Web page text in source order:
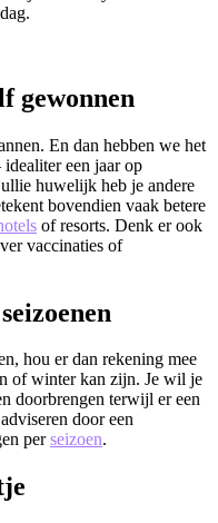
gewonnen
En dan hebben we het
een jaar op
huwelijk heb je andere
bovendien vaak betere
of resorts. Denk er ook
vaccinaties of
hou er dan rekening mee
of winter kan zijn. Je wil je
doorbrengen terwijl er een
door een
perseizoen.